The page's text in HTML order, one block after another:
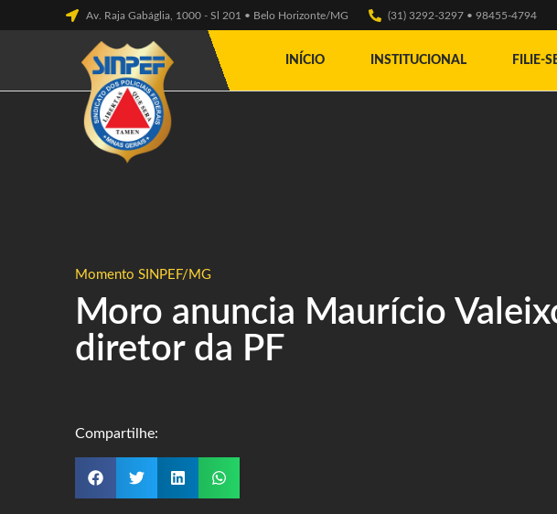
Av. Raja Gabáglia, 1000 - Sl 201 • Belo Horizonte/MG (31) 3292-3297 • 98455-4794
INÍCIO INSTITUCIONAL FILIE-
Momento SINPEF/MG
Moro anuncia Maurício
diretor da PF
Compartilhe: